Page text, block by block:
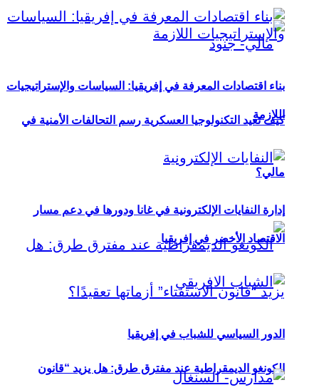
كيف تعيد التكنولوجيا العسكرية رسم التحالفات الأمنية في
مالي؟
الكونغو الديمقراطية عند مفترق طرق: هل يزيد “قانون
بناء اقتصادات المعرفة في إفريقيا: السياسات والإستراتيجيات
اللازمة
إدارة النفايات الإلكترونية في غانا ودورها في دعم مسار
الاقتصاد الأخضر في إفريقيا
الدور السياسي للشباب في إفريقيا